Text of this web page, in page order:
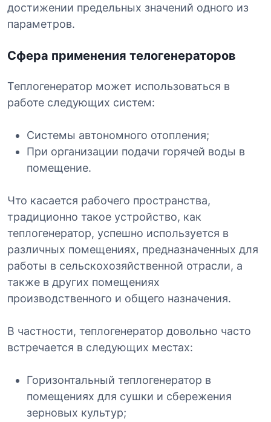
достижении предельных значений одного из
параметров.
Сфера применения телогенераторов
Теплогенератор может использоваться в
работе следующих систем:
Системы автономного отопления;
При организации подачи горячей воды в
помещение.
Что касается рабочего пространства,
традиционно такое устройство, как
теплогенератор, успешно используется в
различных помещениях, предназначенных для
работы в сельскохозяйственной отрасли, а
также в других помещениях
производственного и общего назначения.
В частности, теплогенератор довольно часто
встречается в следующих местах:
Горизонтальный теплогенератор в
помещениях для сушки и сбережения
зерновых культур;